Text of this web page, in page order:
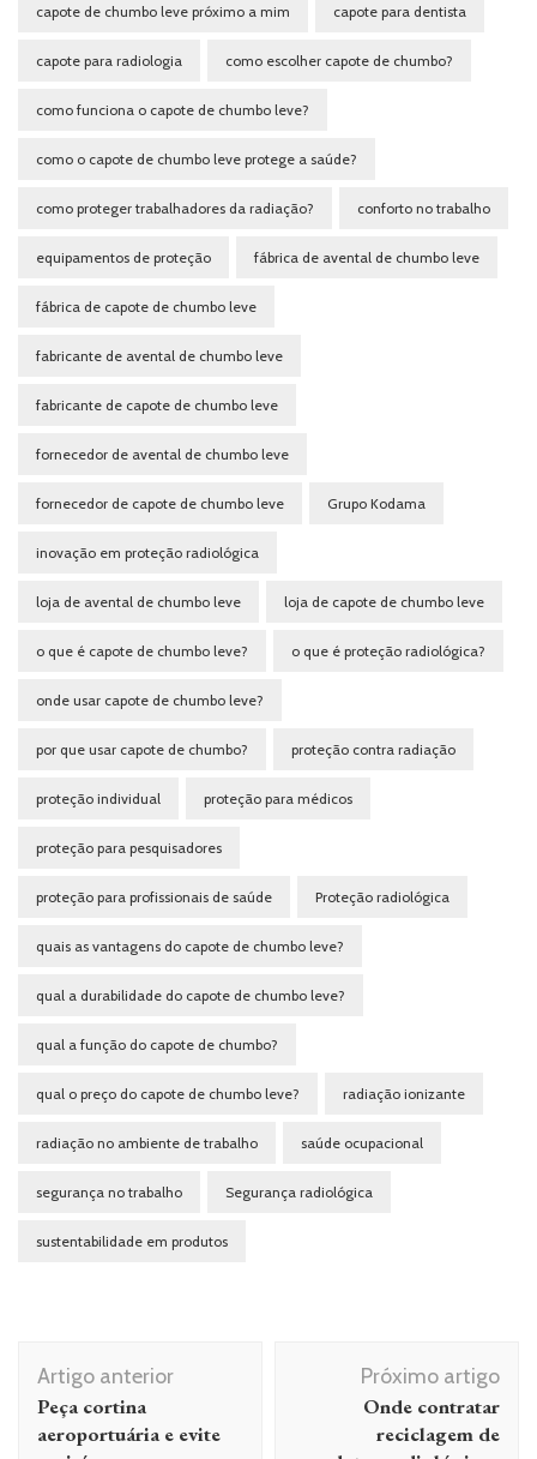
capote de chumbo leve próximo a mim capote para dentista
capote para radiologia como escolher capote de chumbo?
como funciona o capote de chumbo leve?
como o capote de chumbo leve protege a saúde?
como proteger trabalhadores da radiação? conforto no trabalho
equipamentos de proteção fábrica de avental de chumbo leve
fábrica de capote de chumbo leve
fabricante de avental de chumbo leve
fabricante de capote de chumbo leve
fornecedor de avental de chumbo leve
fornecedor de capote de chumbo leve Grupo Kodama
inovação em proteção radiológica
loja de avental de chumbo leve loja de capote de chumbo leve
o que é capote de chumbo leve? o que é proteção radiológica?
onde usar capote de chumbo leve?
por que usar capote de chumbo? proteção contra radiação
proteção individual proteção para médicos
proteção para pesquisadores
proteção para profissionais de saúde Proteção radiológica
quais as vantagens do capote de chumbo leve?
qual a durabilidade do capote de chumbo leve?
qual a função do capote de chumbo?
qual o preço do capote de chumbo leve? radiação ionizante
radiação no ambiente de trabalho saúde ocupacional
segurança no trabalho Segurança radiológica
sustentabilidade em produtos
Navegação de post
Artigo anterior
Peça cortina
aeroportuária e evite
Próximo artigo
Onde contratar
reciclagem de